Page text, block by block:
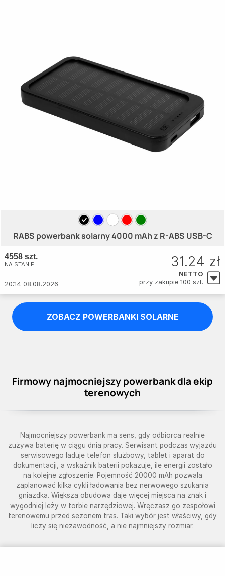
RABS powerbank solarny 4000 mAh z R-ABS USB-C
4558 szt.
NA STANIE
20:14 08.08.2026
31.24 zł
NETTO
przy zakupie 100 szt.
ZOBACZ POWERBANKI SOLARNE
Firmowy najmocniejszy powerbank dla ekip
terenowych
Najmocniejszy powerbank ma sens, gdy odbiorca realnie
zużywa baterię w ciągu dnia pracy. Serwisant podczas wyjazdu
serwisowego ładuje telefon służbowy, tablet i aparat do
dokumentacji, a wskaźnik baterii pokazuje, ile energii zostało
na kolejne zgłoszenie. Pojemność 20000 mAh pozwala
zaplanować kilka cykli ładowania bez nerwowego szukania
gniazdka. Większa obudowa daje więcej miejsca na znak i
wygodniej leży w torbie narzędziowej. Wręczasz go zespołowi
terenowemu przed sezonem tras. Taki wybór jest właściwy, gdy
liczy się niezawodność, a nie najmniejszy rozmiar.